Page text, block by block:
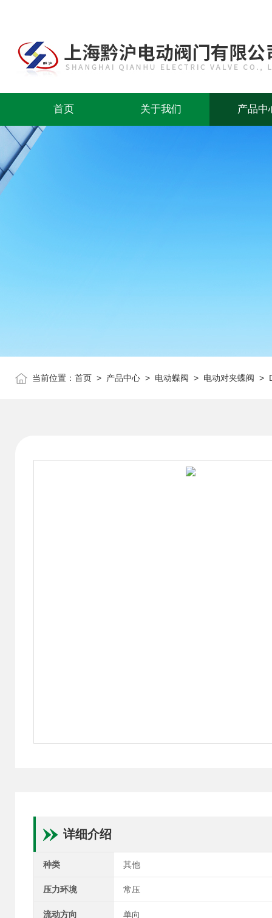
首页 关于我们 产品中
当前位置： 首页 > 产品中心 > 电动蝶阀 > 电动对夹蝶阀 >
详细介绍
种类 其他
压力环境 常压
流动方向 单向